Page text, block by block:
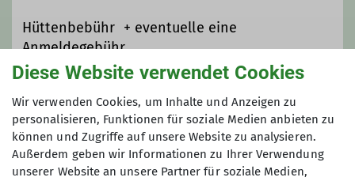
Hüttenbebühr + eventuelle eine
Anmeldegebühr
Maximale Teilnehmeranzahl
25
Diese Website verwendet Cookies
Wir verwenden Cookies, um Inhalte und Anzeigen zu
personalisieren, Funktionen für soziale Medien anbieten zu
können und Zugriffe auf unsere Website zu analysieren.
Außerdem geben wir Informationen zu Ihrer Verwendung
unserer Website an unsere Partner für soziale Medien,